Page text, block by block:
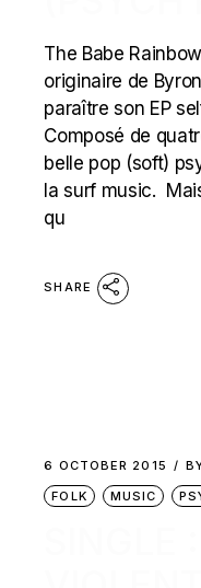
The Babe
originaire de
paraître son EP
Composé de
belle pop (soft)
la surf music.
qu
SHARE
6 OCTOBER 2015
FOLK
MUSIC